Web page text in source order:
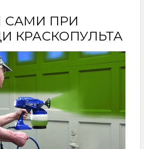
САМИ ПРИ
КРАСКОПУЛЬТА